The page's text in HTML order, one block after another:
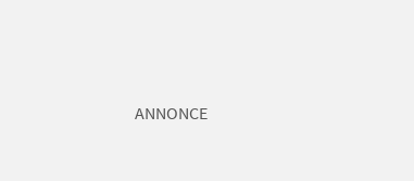
ANNONCE